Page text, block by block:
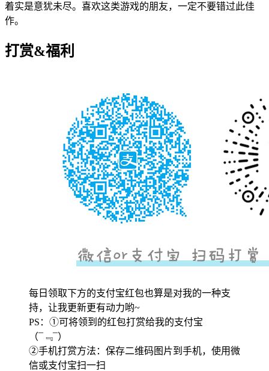
着实是意犹未尽。喜欢这类游戏的朋友，一定不要错过此佳
作。
打赏&福利
每日领取下方的支付宝红包也算是对我的一种支
持，让我更新更有动力哟~
PS：①可将领到的红包打赏给我的支付宝
（¯﹃¯）
②手机打赏方法：保存二维码图片到手机，使用微
信或支付宝扫一扫